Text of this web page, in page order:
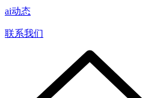
ai动态
联系我们